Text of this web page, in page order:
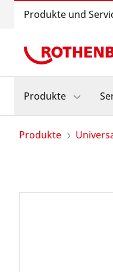
Produkte und
Produkte
Produkte